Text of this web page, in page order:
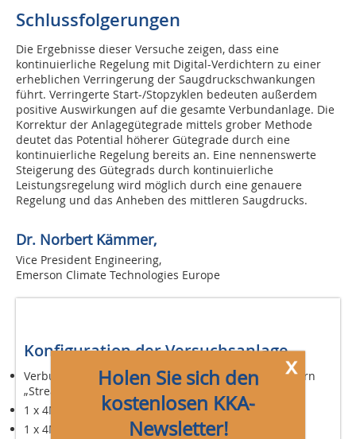
Schlussfolgerungen
Die Ergebnisse dieser Versuche zeigen, dass eine
kontinuierliche Regelung mit Digital-Verdichtern zu einer
erheblichen Verringerung der Saugdruckschwankungen
führt. Verringerte Start-/Stopzyklen bedeuten außerdem
positive Auswirkungen auf die gesamte Verbundanlage. Die
Korrektur der Anlagegütegrade mittels grober Methode
deutet das Potential höherer Gütegrade durch eine
kontinuierliche Regelung bereits an. Eine nennenswerte
Steigerung des Gütegrads durch kontinuierliche
Leistungsregelung wird möglich durch eine genauere
Regelung und das Anheben des mittleren Saugdrucks.
Dr. Norbert Kämmer,
Vice President Engineering,
Emerson Climate Technologies Europe
Konfiguration der Versuchsanlage
Verbundsatz mit drei 4-Zylinder-Copeland-Verdichtern
„Stream“
1 x 4MA-22X (Standard)
1 x 4MA-22X (Zylinderbank-Abschaltung)
x
Holen Sie sich den
kostenlosen KKA-
Newsletter!